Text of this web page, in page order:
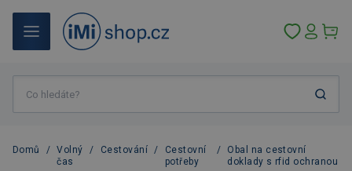
Domů /
Volný
čas
/ Cestování /
Cestovní
potřeby
/
Obal na cestovní
doklady s rfid ochranou